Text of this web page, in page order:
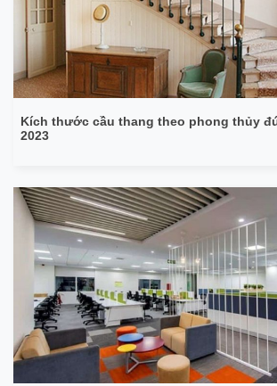
Kích thước cầu thang theo phong thủy
2023